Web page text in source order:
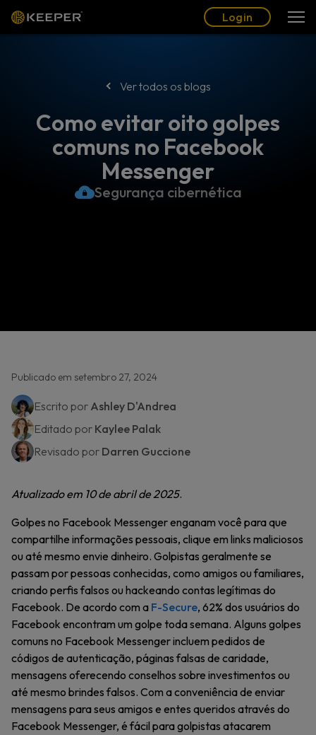
Login
Ver todos os blogs
Como evitar oito golpes
comuns no Facebook
Messenger
Segurança cibernética
Publicado em setembro 27, 2024
Escrito por Ashley D'Andrea
Editado por Kaylee Palak
Revisado por Darren Guccione
Atualizado em 10 de abril de 2025.
Golpes no Facebook Messenger enganam você para que
compartilhe informações pessoais, clique em links maliciosos
ou até mesmo envie dinheiro. Golpistas geralmente se
passam por pessoas conhecidas, como amigos ou familiares,
criando perfis falsos ou hackeando contas legítimas do
Facebook. De acordo com a F-Secure, 62% dos usuários do
Facebook encontram um golpe toda semana. Alguns golpes
comuns no Facebook Messenger incluem pedidos de
códigos de autenticação, páginas falsas de caridade,
mensagens oferecendo conselhos sobre investimentos ou
até mesmo brindes falsos. Com a conveniência de enviar
mensagens para seus amigos e entes queridos através do
Facebook Messenger, é fácil para golpistas atacarem